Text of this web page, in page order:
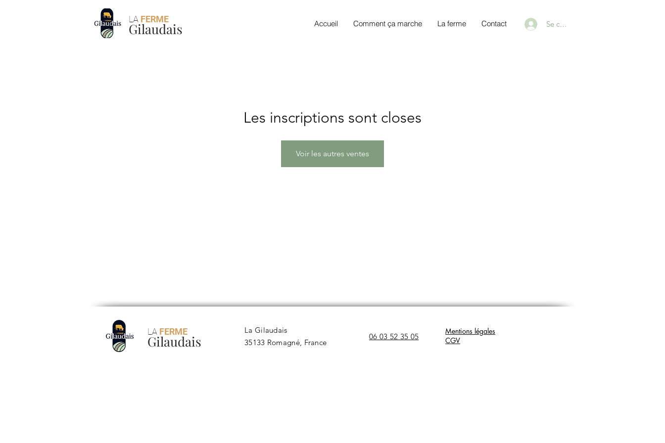
LA FERME
Gilaudais Accueil Comment ça marche La ferme Contact Se connecter
Les inscriptions sont closes
Voir les autres ventes
LA FERME
Gilaudais
La Gilaudais
35133 Romagné, France​​
06 03 52 35 05
Mentions légales
CGV